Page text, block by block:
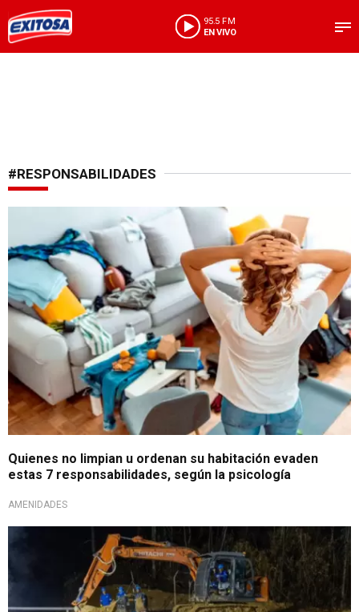
95.5 FM
EN VIVO
#RESPONSABILIDADES
Consejos de salud mental
Quienes no limpian u ordenan su habitación evaden
estas 7 responsabilidades, según la psicología
AMENIDADES
Tras emergencia por GNV